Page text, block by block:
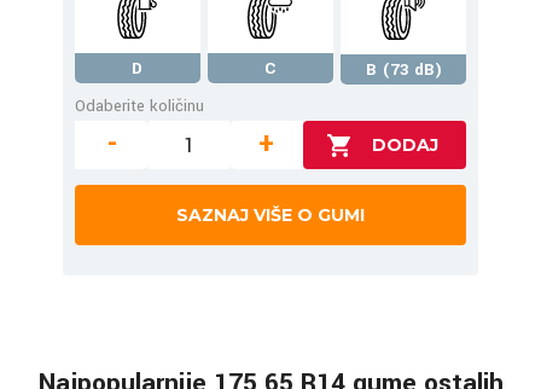
D C
B (73 dB)
Odaberite količinu
- +
SAZNAJ VIŠE O GUMI